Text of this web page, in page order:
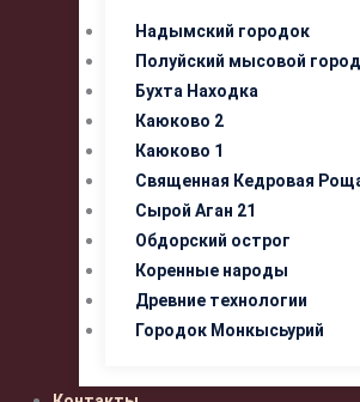
Надымский городок
Полуйский мысовой
Бухта Находка
Каюково 2
Каюково 1
Священная Кедровая
Сырой Аган 21
Обдорский острог
Коренные народы
Древние технологии
Городок Монкысьурий